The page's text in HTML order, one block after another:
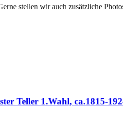
stellen wir auch zusätzliche
Teller 1.Wahl, ca.1815-